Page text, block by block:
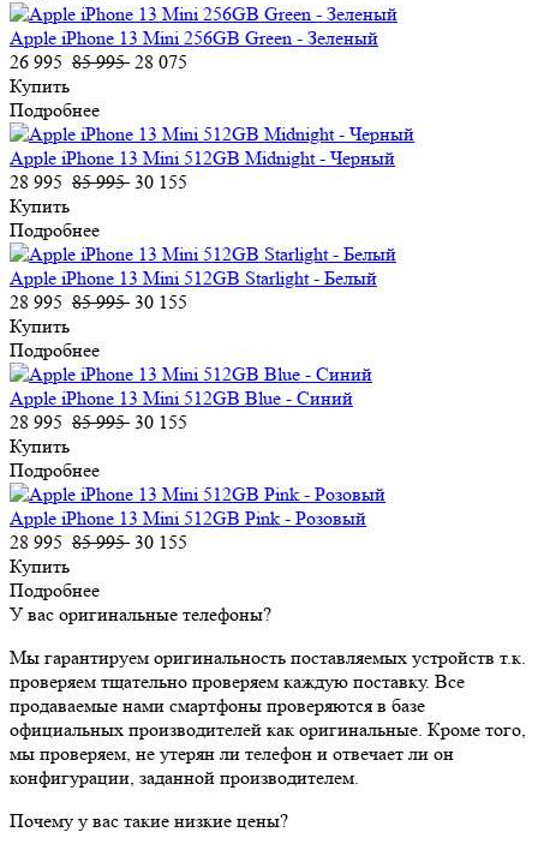
Apple iPhone 13 Mini 256GB Green - Зеленый
26 995 85 995 28 075
Купить
Подробнее
Apple iPhone 13 Mini 512GB Midnight - Черный
28 995 85 995 30 155
Купить
Подробнее
Apple iPhone 13 Mini 512GB Starlight - Белый
28 995 85 995 30 155
Купить
Подробнее
Apple iPhone 13 Mini 512GB Blue - Синий
28 995 85 995 30 155
Купить
Подробнее
Apple iPhone 13 Mini 512GB Pink - Розовый
28 995 85 995 30 155
Купить
Подробнее
У вас оригинальные телефоны?
Мы гарантируем оригинальность поставляемых устройств т.к.
проверяем тщательно проверяем каждую поставку. Все
продаваемые нами смартфоны проверяются в базе
официальных производителей как оригинальные. Кроме того,
мы проверяем, не утерян ли телефон и отвечает ли он
конфигурации, заданной производителем.
Почему у вас такие низкие цены?